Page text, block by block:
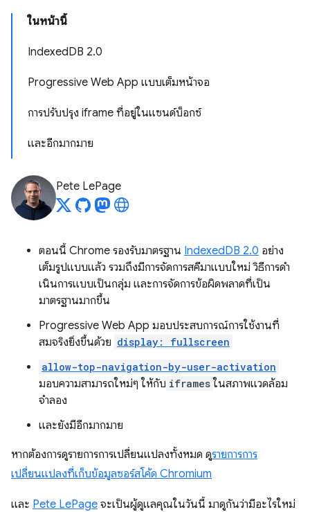
ในหน้านี้
IndexedDB 2.0
Progressive Web App แบบเต็มหน้าจอ
การปรับปรุง iframe ที่อยู่ในแซนด์บ็อกซ์
และอีกมากมาย
Pete LePage
ตอนนี้ Chrome รองรับมาตรฐาน IndexedDB 2.0 อย่าง
เต็มรูปแบบแล้ว รวมถึงมีการจัดการสคีมาแบบใหม่ วิธีการดํา
เนินการแบบเป็นกลุ่ม และการจัดการข้อผิดพลาดที่เป็น
มาตรฐานมากขึ้น
Progressive Web App มอบประสบการณ์การใช้งานที่
สมจริงยิ่งขึ้นด้วย display: fullscreen
allow-top-navigation-by-user-activation
มอบความสามารถใหม่ๆ ให้กับ iframes ในสภาพแวดล้อม
จำลอง
และยังมีอีกมากมาย
หากต้องการดูรายการการเปลี่ยนแปลงทั้งหมด ดูรายการการ
เปลี่ยนแปลงที่เก็บข้อมูลซอร์สโค้ด Chromium
และ Pete LePage จะเป็นผู้ดูแลคุณในวันนี้ มาดูกันว่ามีอะไรใหม่